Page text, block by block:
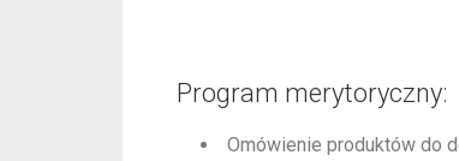
Program merytoryczny:
Omówienie produktów do